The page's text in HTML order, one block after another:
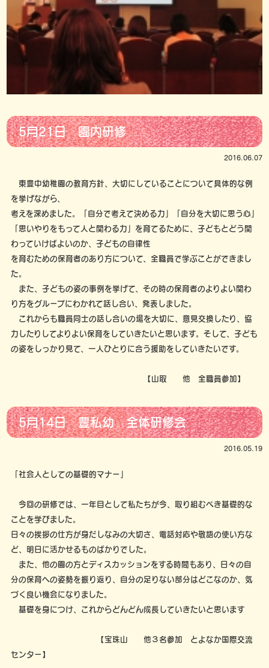
5月21日 園内研修
2016.06.07
東豊中幼稚園の教育方針、大切にしていることについて具体的な例
を挙げながら、
考えを深めました。「自分で考えて決める力」「自分を大切に思う心」
「思いやりをもって人と関わる力」を育てるために、子どもとどう関
わっていけばよいのか、子どもの自律性
を育むための保育者のあり方について、全職員で学ぶことができまし
た。
また、子どもの姿の事例を挙げて、その時の保育者のよりよい関わ
り方をグループにわかれて話し合い、発表しました。
これからも職員同士の話し合いの場を大切に、意見交換したり、協
力したりしてよりよい保育をしていきたいと思います。そして、子ども
の姿をしっかり見て、一人ひとりに合う援助をしていきたいです。
【山取 他 全職員参加】
5月14日 豊私幼 全体研修会
2016.05.19
「社会人としての基礎的マナー」
今回の研修では、一年目として私たちが今、取り組むべき基礎的な
ことを学びました。
日々の挨拶の仕方が身だしなみの大切さ、電話対応や敬語の使い方な
ど、明日に活かせるものばかりでした。
また、他の園の方とディスカッションをする時間もあり、日々の自
分の保育への姿勢を振り返り、自分の足りない部分はどこなのか、気
づく良い機会になりました。
基礎を身につけ、これからどんどん成長していきたいと思います
【宝珠山 他３名参加 とよなか国際交流
センター】